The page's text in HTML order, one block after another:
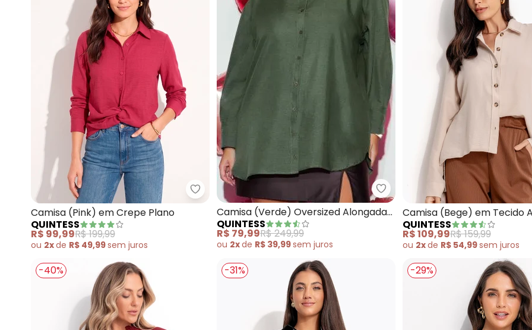
Quintess - Camisa (Pink) em Crepe Plano
Camisa (Pink) em Crepe Plano
QUINTESS
R$ 99,99R$ 199,99
ou 2xde R$ 49,99sem juros
Quintess - Camisa (Verde)
Camisa (Verde) Oversized Alongada
em Crepe Plano
QUINTESS
R$ 79,99R$ 249,99
ou 2xde R$ 39,99sem juros
Camisa (Bege) em Tecido
QUINTESS
R$ 109,99R$ 159,99
ou 2xde R$ 54,99sem juros
-40% -31% -29%
Digite seu e-mail
Telefone
Ao enviar o cadastro, você
Privacidade